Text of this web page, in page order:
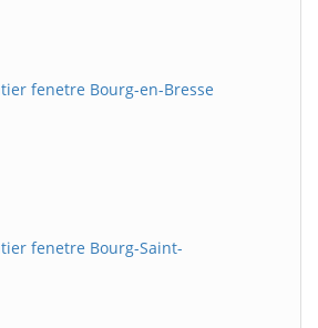
fenetre Bourg-en-Bresse
fenetre Bourg-Saint-